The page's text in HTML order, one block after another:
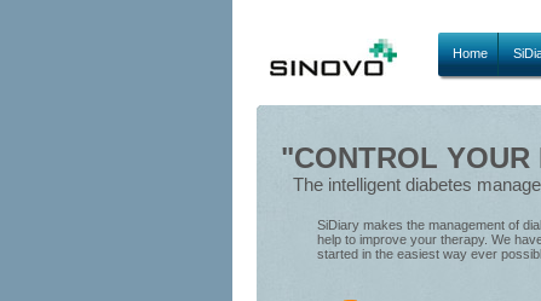
Home
"CONTROL
The intelligent diabetes
SiDiary makes the management of
help to improve your therapy. We
started in the easiest way ever